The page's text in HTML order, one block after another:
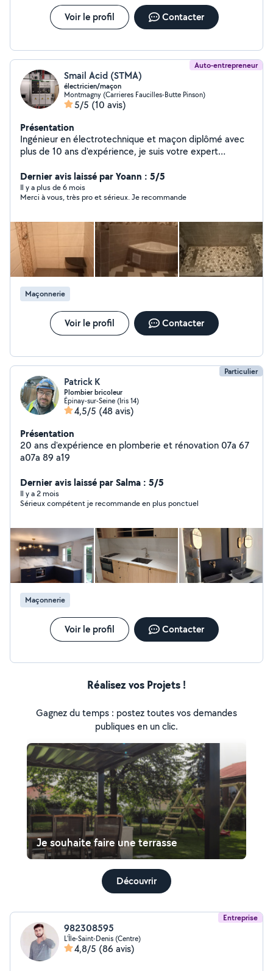
Voir le profil Contacter
Auto-entrepreneur
Smail Acid (STMA)
électricien/maçon
Montmagny (Carrieres Faucilles-Butte Pinson)
5/5 (10 avis)
Présentation
Ingénieur en électrotechnique et maçon diplômé avec
plus de 10 ans d'expérience, je suis votre expert
installations électriques (neuf, rénovation, dépannage),
travaux de maçonnerie (dallage, pavés, murs,
structures) et second œuvre (montage de cuisines
Mon engagement : un travail d'excellence, réalisé avec
rigueur et passion, dans les délais. Un seul interlocuteur
pour tous vos projets, une seule promesse : la
perfection. Ne laissez rien au hasard, choisissez un
expert !
Dernier avis laissé par Yoann : 5/5
Il y a plus de 6 mois
Merci à vous, très pro et sérieux. Je recommande
Maçonnerie
Voir le profil Contacter
Particulier
Patrick K
Plombier bricoleur
Épinay-sur-Seine (Iris 14)
4,5/5 (48 avis)
Présentation
20 ans d'expérience en plomberie et rénovation 07a 67
a07a 89 a19
Dernier avis laissé par Salma : 5/5
Il y a 2 mois
Sérieux compétent je recommande en plus ponctuel
Maçonnerie
Voir le profil Contacter
Réalisez vos Projets !
Gagnez du temps : postez toutes vos demandes
publiques en un clic.
Je souhaite faire une terrasse
Découvrir
Entreprise
982308595
L'Île-Saint-Denis (Centre)
4,8/5 (86 avis)